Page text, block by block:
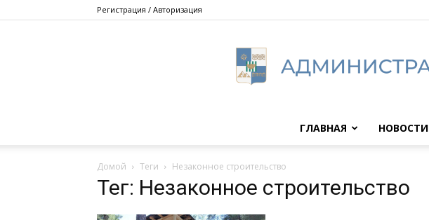
Регистрация / Авторизация
ГЛАВНАЯ НОВОСТИ
Домой Теги Незаконное строительство
Тег: Незаконное строительство